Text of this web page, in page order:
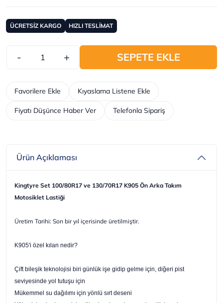
ÜCRETSİZ KARGO HIZLI TESLİMAT
- + SEPETE EKLE
Telefonla Sipariş
Kıyaslama Listene Ekle
Favorilere Ekle
Fiyatı Düşünce Haber Ver
Ürün Açıklaması
Kingtyre Set 100/80R17 ve 130/70R17 K905 Ön Arka Takım
Motosiklet Lastiği
Üretim Tarihi: Son bir yıl içerisinde üretilmiştir.
K905'i özel kılan nedir?
Çift bileşik teknolojisi biri günlük işe gidip gelme için, diğeri pist
seviyesinde yol tutuşu için
Mükemmel su dağılımı için yönlü sırt deseni